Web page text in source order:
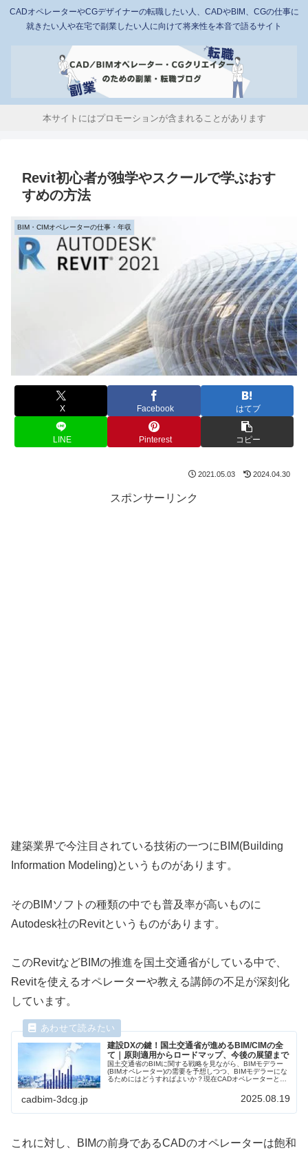
CADオペレーターやCGデザイナーの転職したい人、CADやBIM、CGの仕事に
就きたい人や在宅で副業したい人に向けて将来性を本音で語るサイト
本サイトにはプロモーションが含まれることがあります
Revit初心者が独学やスクールで学ぶおす
すめの方法
BIM・CIMオペレーターの仕事・年収
X Facebook はてブ
LINE Pinterest コピー
2021.05.03 2024.04.30
スポンサーリンク
建築業界で今注目されている技術の一つにBIM(Building
Information Modeling)というものがあります。
そのBIMソフトの種類の中でも普及率が高いものに
Autodesk社のRevitというものがあります。
このRevitなどBIMの推進を国土交通省がしている中で、
Revitを使えるオペレーターや教える講師の不足が深刻化
しています。
建設DXの鍵！国土交通省が進めるBIM/CIMの全
て｜原則適用からロードマップ、今後の展望まで
国土交通省のBIMに関する戦略を見ながら、BIMモデラー
(BIMオペレーター)の需要を予想しつつ、BIMモデラーにな
るためにはどうすればよいか？現在CADオペレーターとし
cadbim-3dcg.jp 2025.08.19
これに対し、BIMの前身であるCADのオペレーターは飽和